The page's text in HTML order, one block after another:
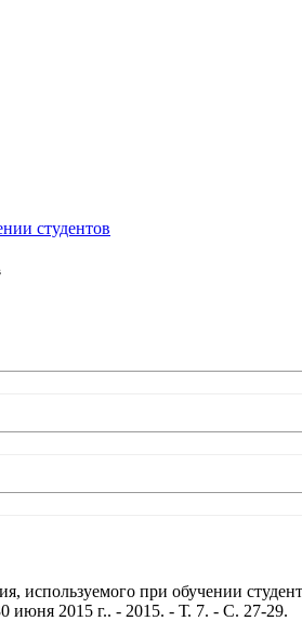
студентов
при обучении
июня 2015 г.. - 2015. - Т. 7. - С. 27-29.